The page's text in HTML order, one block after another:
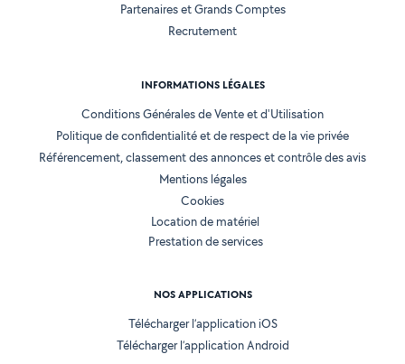
Partenaires et Grands Comptes
Recrutement
INFORMATIONS LÉGALES
Conditions Générales de Vente et d'Utilisation
Politique de confidentialité et de respect de la vie privée
Référencement, classement des annonces et contrôle des avis
Mentions légales
Cookies
Location de matériel
Prestation de services
NOS APPLICATIONS
Télécharger l’application iOS
Télécharger l’application Android